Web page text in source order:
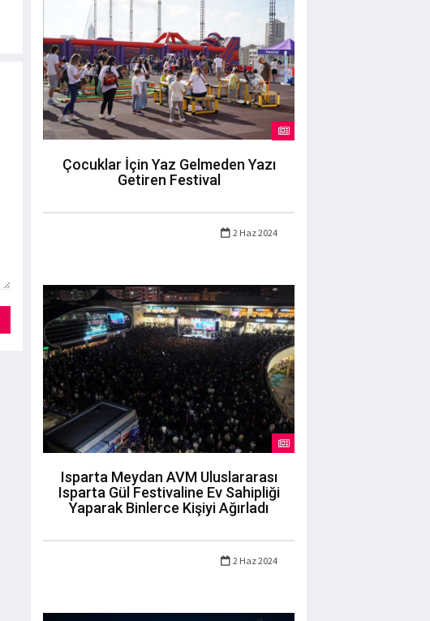
Çocuklar İçin Yaz Gelmeden Yazı
Getiren Festival
2 Haz 2024
Isparta Meydan AVM Uluslararası
Isparta Gül Festivaline Ev Sahipliği
Yaparak Binlerce Kişiyi Ağırladı
2 Haz 2024